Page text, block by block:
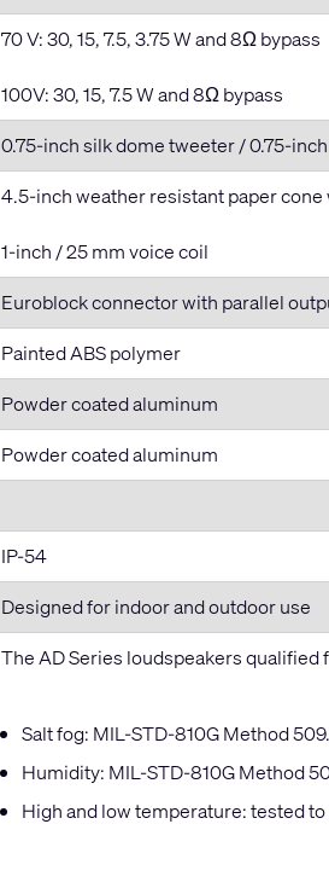
70 V: 30, 15, 7.5, 3.75 W and 8Ω bypass
100V: 30, 15, 7.5 W and 8Ω bypass
0.75-inch silk dome tweeter / 0.75-
4.5-inch weather resistant paper
1-inch / 25 mm voice coil
Euroblock connector with parallel
Painted ABS polymer
Powder coated aluminum
Powder coated aluminum
IP-54
Designed for indoor and outdoor use
The AD Series loudspeakers
Salt fog: MIL-STD-810G Method
Humidity: MIL-STD-810G Method
High and low temperature: tested to